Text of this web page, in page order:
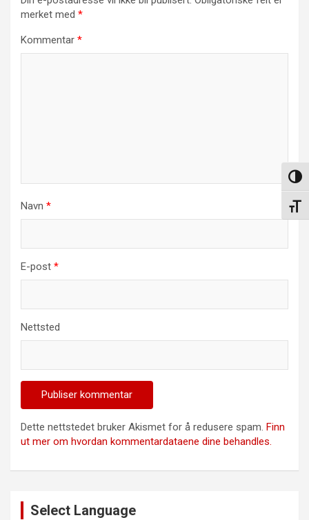
merket med *
Kommentar *
Navn *
E-post *
Nettsted
Dette nettstedet bruker Akismet for å redusere spam. Finn
ut mer om hvordan kommentardataene dine behandles.
Select Language